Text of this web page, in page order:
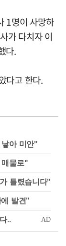
1명이 사망하
가 다치자 이
다.
다고 한다.
아 미안"
매물로"
틀렸습니다"
발견"